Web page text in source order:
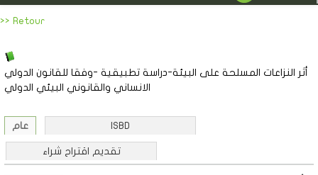
>> Retour
أثر النزاعات المسلحة على البيئة-دراسة تطبيقية -وفقا للقانون الدولي
الانساني والقانوني البيئي الدولي
عام ISBD
تقديم اقتراح شراء